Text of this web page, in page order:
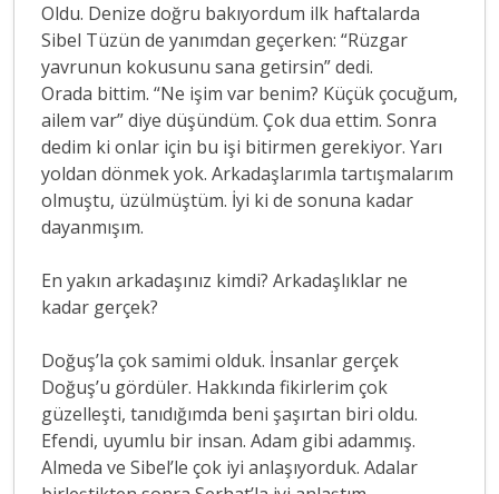
Oldu. Denize doğru bakıyordum ilk haftalarda
Sibel Tüzün de yanımdan geçerken: “Rüzgar
yavrunun kokusunu sana getirsin” dedi.
Orada bittim. “Ne işim var benim? Küçük çocuğum,
ailem var” diye düşündüm. Çok dua ettim. Sonra
dedim ki onlar için bu işi bitirmen gerekiyor. Yarı
yoldan dönmek yok. Arkadaşlarımla tartışmalarım
olmuştu, üzülmüştüm. İyi ki de sonuna kadar
dayanmışım.
En yakın arkadaşınız kimdi? Arkadaşlıklar ne
kadar gerçek?
Doğuş’la çok samimi olduk. İnsanlar gerçek
Doğuş’u gördüler. Hakkında fikirlerim çok
güzelleşti, tanıdığımda beni şaşırtan biri oldu.
Efendi, uyumlu bir insan. Adam gibi adammış.
Almeda ve Sibel’le çok iyi anlaşıyorduk. Adalar